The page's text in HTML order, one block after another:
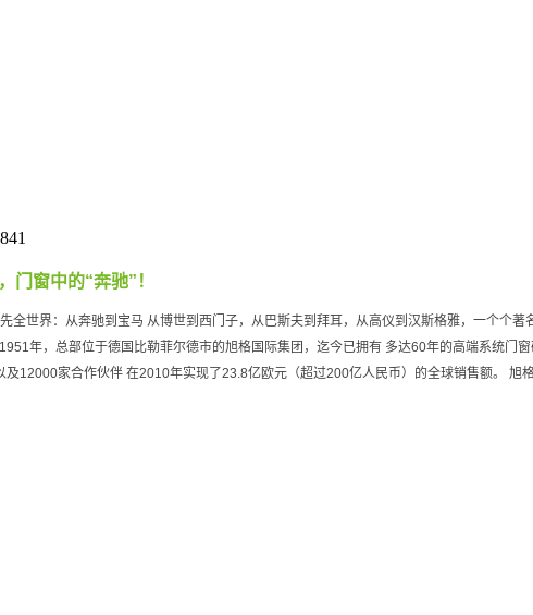
门窗中的“奔驰”！
全世界：从奔驰到宝马 从博世到西门子，从巴斯夫到拜耳，从高仪到汉斯格雅，一个
年，总部位于德国比勒菲尔德市的旭格国际集团，迄今已拥有 多达60年的高端系统门窗
12000家合作伙伴 在2010年实现了23.8亿欧元（超过200亿人民币）的全球销售额。